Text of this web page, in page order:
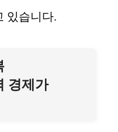
있습니다.
경제가